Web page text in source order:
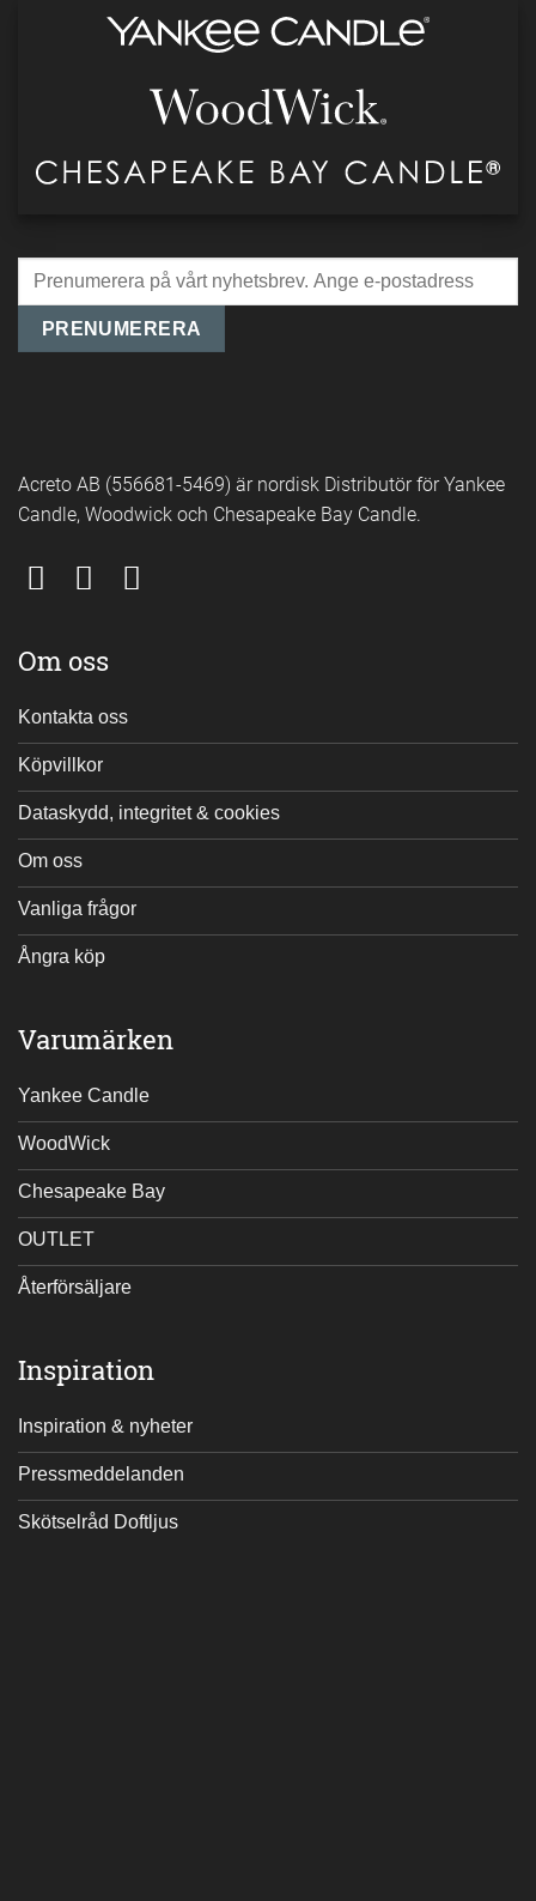
Acreto AB (556681-5469) är nordisk Distributör för Yankee
Candle, Woodwick och Chesapeake Bay Candle.
Om oss
Kontakta oss
Köpvillkor
Dataskydd, integritet & cookies
Om oss
Vanliga frågor
Ångra köp
Varumärken
Yankee Candle
WoodWick
Chesapeake Bay
OUTLET
Återförsäljare
Inspiration
Inspiration & nyheter
Pressmeddelanden
Skötselråd Doftljus